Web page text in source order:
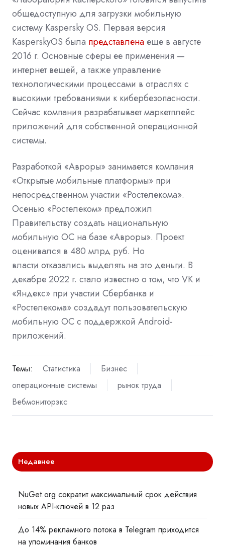
общедоступную для загрузки мобильную
систему Kaspersky OS. Первая версия
KasperskyOS была представленаеще в августе
2016 г. Основные сферы ее применения —
интернет вещей, а также управление
технологическими процессами в отраслях с
высокими требованиями к кибербезопасности.
Сейчас компания разрабатываетмаркетплейс
приложений для собственной операционной
системы.
Разработкой «Авроры» занимается компания
«Открытые мобильные платформы» при
непосредственном участии «Ростелекома».
Осенью «Ростелеком» предложил
Правительству создать национальную
мобильную ОС на базе «Авроры». Проект
оценивался в 480 млрд руб. Но
власти отказались выделять на это деньги. В
декабре 2022 г. стало известно о том, что VK и
«Яндекс» при участии Сбербанка и
«Ростелекома»создадут пользовательскую
мобильную ОС с поддержкой Android-
приложений.
Темы: Статистика
Бизнес
операционные системы
рынок труда
Вебмониторэкс
Недавнее
NuGet.org сократит максимальный срок действия
новых API-ключей в 12 раз
До 14% рекламного потока в Telegram приходится
на упоминания банков